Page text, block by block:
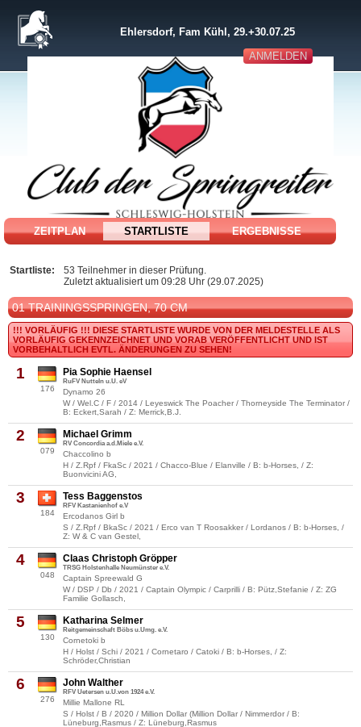
ANMELDEN
Ehlersdorf, Fam Kühl, 29.+30.07.25
ZEITPLAN STARTLISTE ERGEBNISSE
Startliste:
53 Teilnehmer in dieser Prüfung.
Zuletzt aktualisiert um 09:28 Uhr (29.07.2025)
01 TRAININGSSPRINGEN, 70 CM
!!! VORLÄUFIG !!! DIESE STARTLISTE WURDE VON DER MELDESTELLE ALS
VORLÄUFIG GEKENNZEICHNET UND VORAB VERÖFFENTLICHT UND IST
VORBEHALTLICH EVTL. ÄNDERUNGEN ZU SEHEN!
1
176
Pia Sophie Haensel
RuFV Nutteln u.U. eV
Dynamo 26
W / Wel.C / F / 2014 / Leyeswick The Poacher / Thorneyside The Terminator /
B: Eckert,Sarah / Z: Merrick,B.J.
2
079
Michael Grimm
RV Concordia a.d.Miele e.V.
Chaccolino b
H / Z.Rpf / FkaSc / 2021 / Chacco-Blue / Elanville / B: b-Horses, / Z:
Buonvicini AG,
3
184
Tess Baggenstos
RFV Kastanienhof e.V
Ercodanos Girl b
S / Z.Rpf / BkaSc / 2021 / Erco van T Roosakker / Lordanos / B: b-Horses, /
Z: W & C van Gestel,
4
048
Claas Christoph Gröpper
TRSG Holstenhalle Neumünster e.V.
Captain Spreewald G
W / DSP / Db / 2021 / Captain Olympic / Carprilli / B: Pütz,Stefanie / Z: ZG
Familie Gollasch,
5
130
Katharina Selmer
Reitgemeinschaft Böbs u.Umg. e.V.
Cornetoki b
H / Holst / Schi / 2021 / Cornetaro / Catoki / B: b-Horses, / Z:
Schröder,Christian
6
276
John Walther
RFV Uetersen u.U.von 1924 e.V.
Millie Mallone RL
S / Holst / B / 2020 / Million Dollar (Million Dollar / Nimmerdor / B:
Lüneburg,Rasmus / Z: Lüneburg,Rasmus